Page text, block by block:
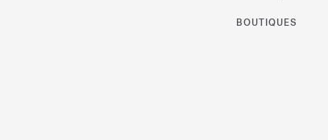
BOUTIQUES